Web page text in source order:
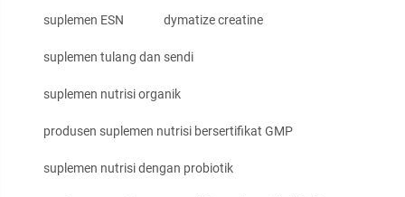
suplemen ESN dymatize creatine
suplemen tulang dan sendi
suplemen nutrisi organik
produsen suplemen nutrisi bersertifikat GMP
suplemen nutrisi dengan probiotik